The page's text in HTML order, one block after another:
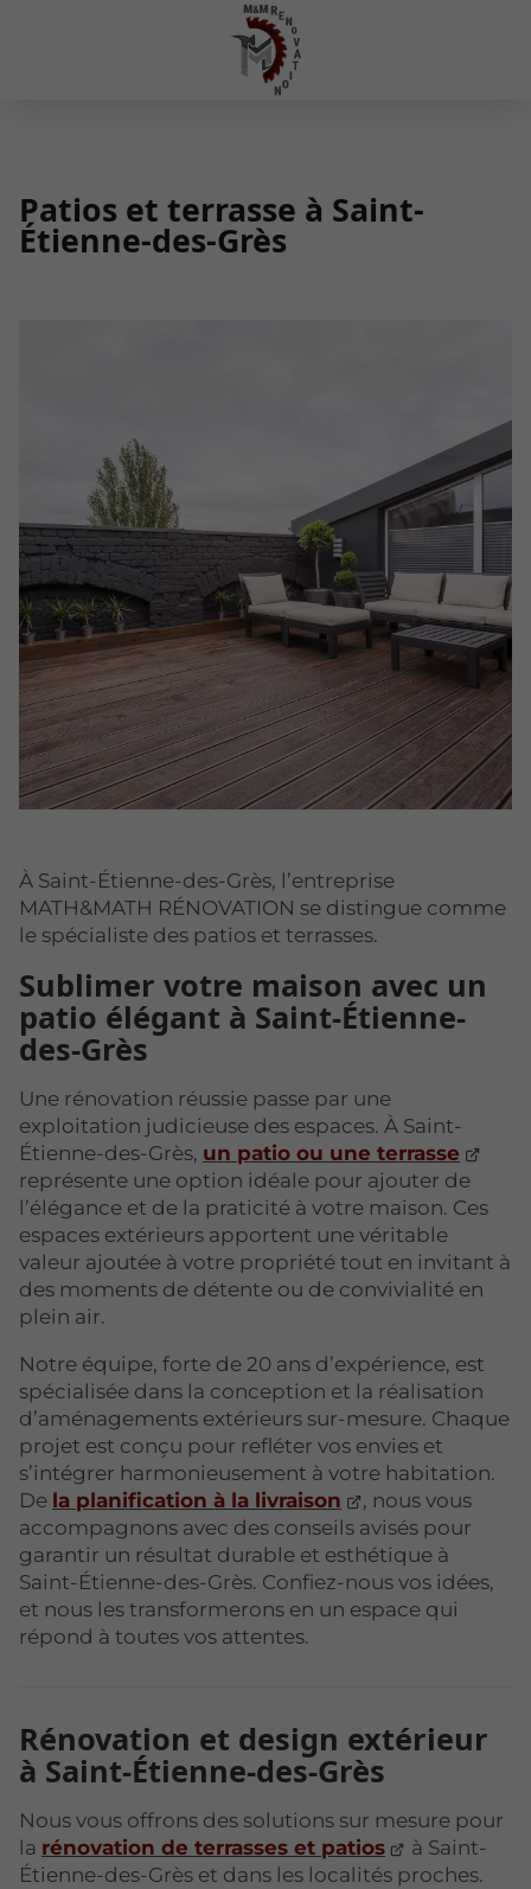
Patios et terrasse à Saint-
Étienne-des-Grès
À Saint-Étienne-des-Grès, l’entreprise
MATH&MATH RÉNOVATION se distingue comme
le spécialiste des patios et terrasses.
Sublimer votre maison avec un
patio élégant à Saint-Étienne-
des-Grès
Une rénovation réussie passe par une
exploitation judicieuse des espaces. À Saint-
Étienne-des-Grès, un patio ou une terrasse
représente une option idéale pour ajouter de
l’élégance et de la praticité à votre maison. Ces
espaces extérieurs apportent une véritable
valeur ajoutée à votre propriété tout en invitant à
des moments de détente ou de convivialité en
plein air.
Notre équipe, forte de 20 ans d’expérience, est
spécialisée dans la conception et la réalisation
d’aménagements extérieurs sur-mesure. Chaque
projet est conçu pour refléter vos envies et
s’intégrer harmonieusement à votre habitation.
De la planification à la livraison
, nous vous
accompagnons avec des conseils avisés pour
garantir un résultat durable et esthétique à
Saint-Étienne-des-Grès. Confiez-nous vos idées,
et nous les transformerons en un espace qui
répond à toutes vos attentes.
Rénovation et design extérieur
à Saint-Étienne-des-Grès
Nous vous offrons des solutions sur mesure pour
la rénovation de terrasses et patios
à Saint-
Étienne-des-Grès et dans les localités proches.